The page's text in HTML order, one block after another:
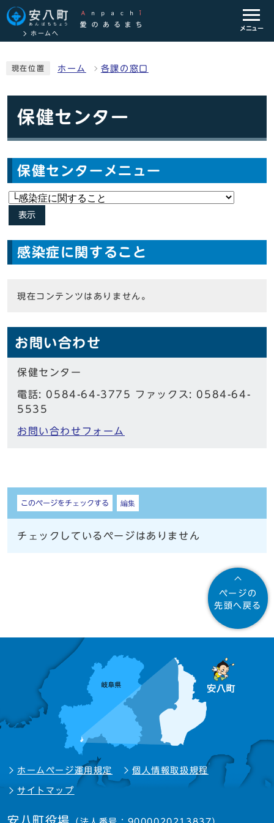
ホームへ
メニュー
現在位置 ホーム 各課の窓口
保健センター
保健センターメニュー
表示
感染症に関すること
現在コンテンツはありません。
お問い合わせ
保健センター
電話: 0584-64-3775 ファックス: 0584-64-
5535
お問い合わせフォーム
しおり
このページをチェックする 編集
チェックしているページはありません
ページの
先頭へ戻る
ホームページ運用規定 個人情報取扱規程
サイトマップ
安八町役場